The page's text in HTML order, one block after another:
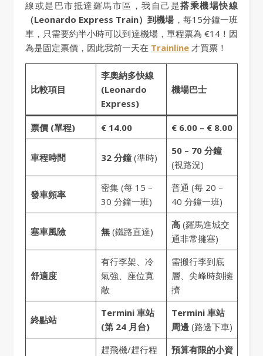
線或是巴市抵達羅馬市區，我自己是搭乘機場快線
（Leonardo Express Train）到機場 ，每15分鐘一班
車，只需要約半小時可以到達機場，單程票為 €14！因
為是固定票價，因此我前一天在 Trainline 才買票！
比較項目
李奧納多快線
(Leonardo
Express)
機場巴士
票價 (單程) € 14.00 € 6.00 – € 8.00
車程時間 32 分鐘(準時)
50 – 70 分鐘
(視路況)
發車頻率
密集 (每 15 –
30 分鐘一班)
普通 (每 20 –
40 分鐘一班)
塞車風險 無(鐵路直達)
高(羅馬進城交
通非常擁塞)
舒適度
有行李架、冷
氣強、座位寬
敞
需搬行李到底
層、尖峰時刻擁
擠
終點站
Termini 車站
(第 24 月台)
Termini 車站
周邊(路邊下車)
趕飛機/趕行程
預算有限的小資